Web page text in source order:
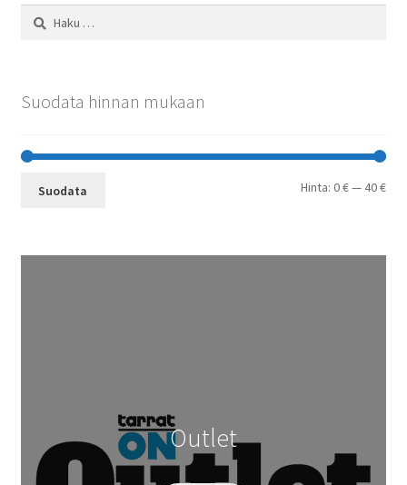
Haku:
Suodata hinnan mukaan
Suodata Hinta:0 €—40 €
Outlet